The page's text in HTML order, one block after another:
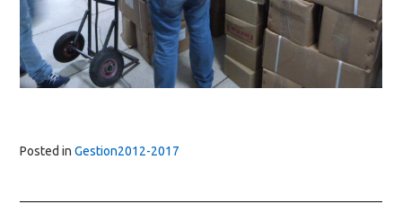
Posted in Gestion2012-2017